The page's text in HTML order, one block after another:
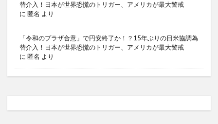
替介入！日本が世界恐慌のトリガー、アメリカが最大警戒
に 匿名 より
「令和のプラザ合意」で円安終了か！？15年ぶりの日米協調為
替介入！日本が世界恐慌のトリガー、アメリカが最大警戒
に 匿名 より